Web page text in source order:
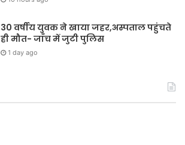
30 वर्षीय युवक ने खाया जहर,अस्पताल पहुंचते
ही मौत- जाँच में जुटी पुलिस
1 day ago